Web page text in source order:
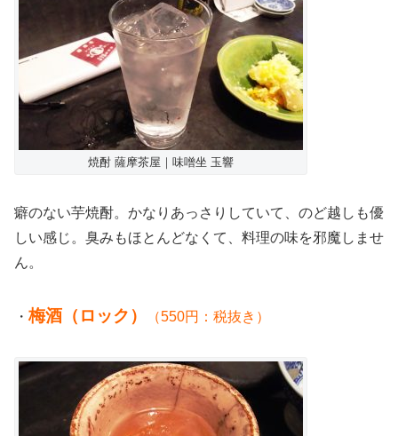
焼酎 薩摩茶屋｜味噌坐 玉響
癖のない芋焼酎。かなりあっさりしていて、のど越しも優
しい感じ。臭みもほとんどなくて、料理の味を邪魔しませ
ん。
・梅酒（ロック） （550円：税抜き）